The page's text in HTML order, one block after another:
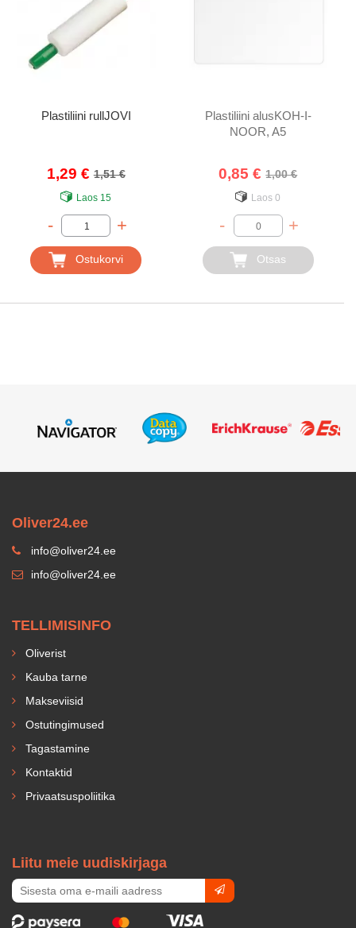
Plastiliini rullJOVI
1,29 €1,51 €
Laos 15
- +
Ostukorvi
Plastiliini alusKOH-I-
NOOR, A5
0,85 €1,00 €
Laos 0
- +
Otsas
Oliver24.ee
info@oliver24.ee
info@oliver24.ee
TELLIMISINFO
Oliverist
Kauba tarne
Makseviisid
Ostutingimused
Tagastamine
Kontaktid
Privaatsuspoliitika
Liitu meie uudiskirjaga